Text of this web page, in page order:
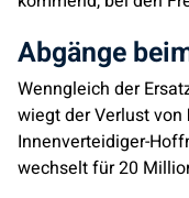
Abgänge
Wenngleich der
wiegt der Verlust von
Innenverteidiger-
wechselt für 20